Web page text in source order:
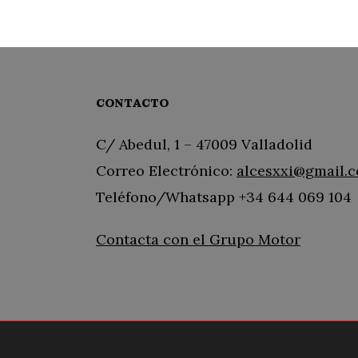
CONTACTO
C/ Abedul, 1 – 47009 Valladolid
Correo Electrónico:
Teléfono/Whatsapp +34 644 069 104
Contacta con el Grupo Motor